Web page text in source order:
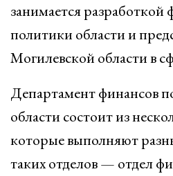
занимается разработкой
политики области и
Могилевской области в
Департамент финансов
области состоит из
которые выполняют
таких отделов — отдел